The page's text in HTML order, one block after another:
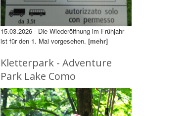
15.03.2026 - Die Wiederöffnung im Frühjahr
ist für den 1. Mai vorgesehen. [mehr]
Kletterpark - Adventure
Park Lake Como